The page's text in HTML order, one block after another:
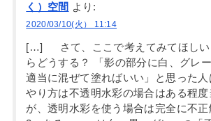
く）空間 より:
2020/03/10(火） 11:14
[…] さて、ここで考えてみてほしい
らどうする？ 「影の部分に白、グレ
適当に混ぜて塗ればいい」と思った
やり方は不透明水彩の場合はある程度
が、透明水彩を使う場合は完全に不